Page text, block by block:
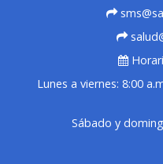
Lunes a viernes: 8:00
Sábado y